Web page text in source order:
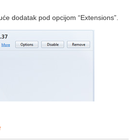
dodatak pod opcijom “Extensions”.